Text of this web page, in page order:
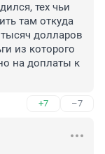
тех чьи
там откуда
долларов
из которого
на доплаты к
+7 –7